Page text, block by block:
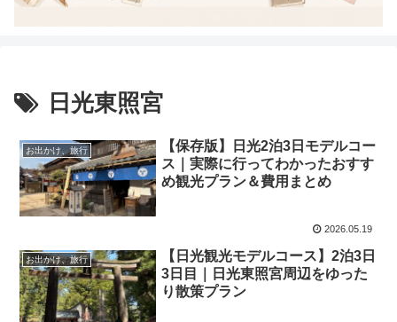
日光東照宮
お出かけ、旅行
【保存版】日光2泊3日モデルコー
ス｜実際に行ってわかったおすす
め観光プラン＆費用まとめ
2026.05.19
お出かけ、旅行
【日光観光モデルコース】2泊3日
3日目｜日光東照宮周辺をゆった
り散策プラン